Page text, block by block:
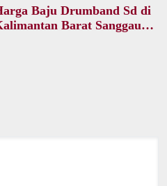
Baju Drumband Sd di
Barat Sanggau